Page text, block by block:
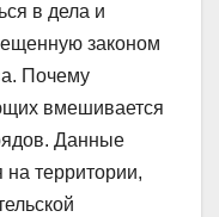
в дела и
законом
Почему
вмешивается
Данные
на территории,